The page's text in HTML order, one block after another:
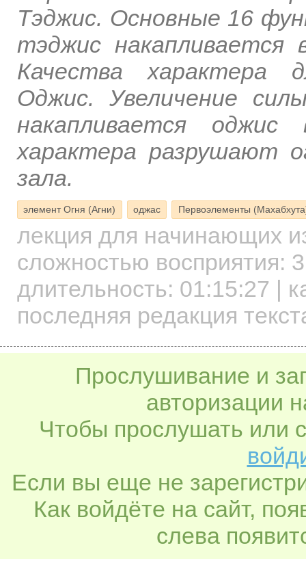
Тэджис. Основные 16
тэджис
Качества характера
Оджис. Увеличение
накапливается
характера разрушают
зала.
элемент Огня (Агни) оджас Первоэлементы
лекция для начинающих
сложностью восприятия: 3
длительность: 01:15:27 |
последняя редакция
Прослушивание и
авторизации
Чтобы прослушать или
Если вы еще не
Как войдёте на сайт,
слева